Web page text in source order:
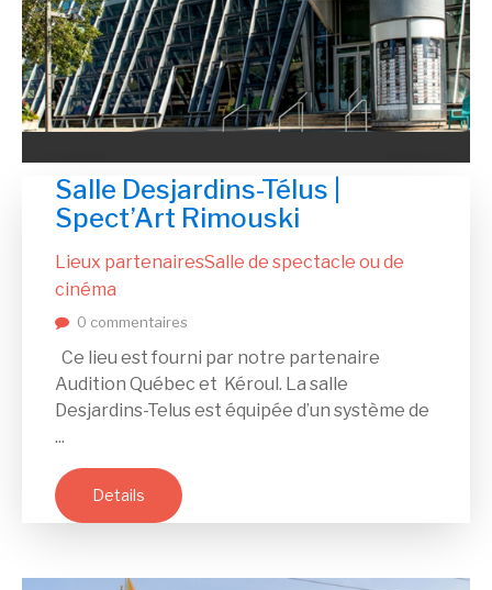
Salle Desjardins-Télus |
Spect’Art Rimouski
Lieux partenairesSalle de spectacle ou de
cinéma
0 commentaires
Ce lieu est fourni par notre partenaire
Audition Québec et Kéroul. La salle
Desjardins-Telus est équipée d’un système de
...
Details